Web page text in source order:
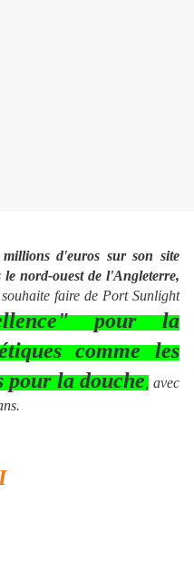
d'euros sur son site
nord-ouest de l'Angleterre,
faire de Port Sunlight
pour la
comme les
pour la douche avec